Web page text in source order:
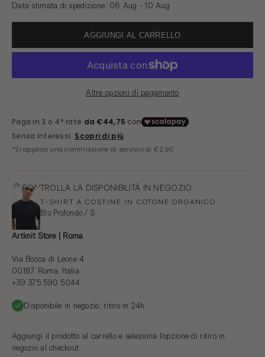
Data stimata di spedizione: 08 Aug - 10 Aug
AGGIUNGI AL CARRELLO
Altre opzioni di pagamento
CONTROLLA LA DISPONIBILITÀ IN NEGOZIO
T-SHIRT A COSTINE IN COTONE ORGANICO
Blu Profondo / S
Artknit Store | Roma
Via Bocca di Leone 4
00187 Roma, Italia
+39 375 590 5044
Disponibile in negozio, ritiro in 24h
Aggiungi il prodotto al carrello e seleziona l’opzione di ritiro in
negozio al checkout